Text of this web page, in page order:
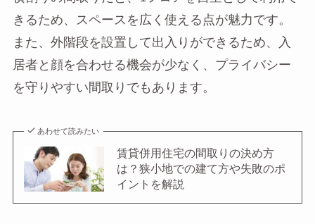
きるため、スペースを広く使える点が魅力です。
また、外階段を設置して出入りができるため、入
居者と顔を合わせる機会が少なく、プライバシー
を守りやすい間取りでもあります。
あわせて読みたい
賃貸併用住宅の間取りの決め方
は？狭小地での建て方や失敗のポ
イントを解説